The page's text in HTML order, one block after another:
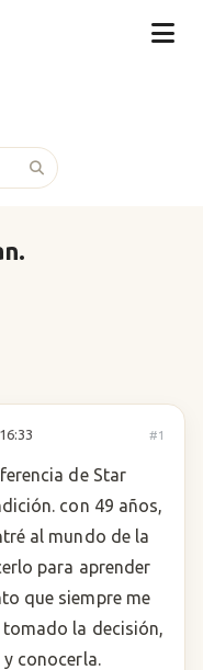
#1
de Star
con 49 años,
al mundo de la
para aprender
que siempre me
la decisión,
conocerla.